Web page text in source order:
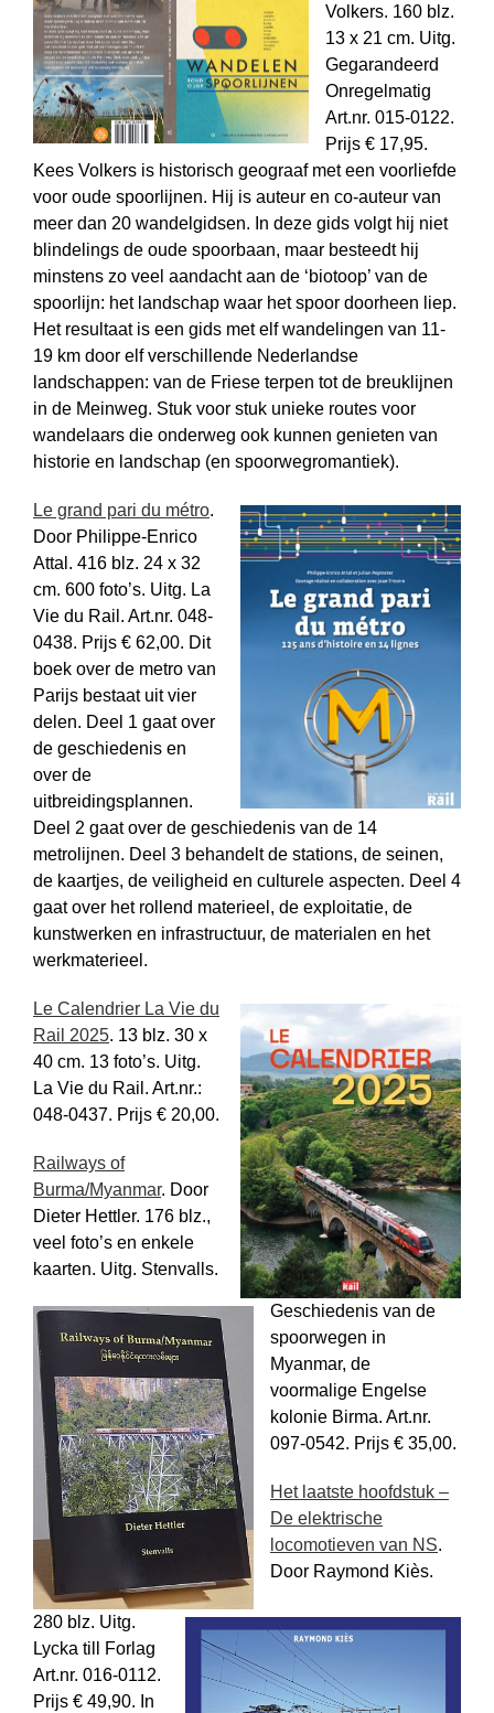
Volkers. 160 blz.
13 x 21 cm. Uitg.
Gegarandeerd
Onregelmatig
Art.nr. 015-0122.
Prijs € 17,95.
Kees Volkers is historisch geograaf met een voorliefde
voor oude spoorlijnen. Hij is auteur en co-auteur van
meer dan 20 wandelgidsen. In deze gids volgt hij niet
blindelings de oude spoorbaan, maar besteedt hij
minstens zo veel aandacht aan de ‘biotoop’ van de
spoorlijn: het landschap waar het spoor doorheen liep.
Het resultaat is een gids met elf wandelingen van 11-
19 km door elf verschillende Nederlandse
landschappen: van de Friese terpen tot de breuk­lijnen
in de Meinweg. Stuk voor stuk unieke routes voor
wandelaars die onderweg ook kunnen genieten van
historie en landschap (en spoor­weg­romantiek).
Le grand pari du métro.
Door Philippe-Enrico
Attal. 416 blz. 24 x 32
cm. 600 foto’s. Uitg. La
Vie du Rail. Art.nr. 048-
0438. Prijs € 62,00. Dit
boek over de metro van
Parijs bestaat uit vier
delen. Deel 1 gaat over
de geschiedenis en
over de
uitbreidingsplannen.
Deel 2 gaat over de geschiedenis van de 14
metrolijnen. Deel 3 behandelt de stations, de seinen,
de kaartjes, de veiligheid en culturele aspecten. Deel 4
gaat over het rollend materieel, de exploitatie, de
kunstwerken en infrastructuur, de materialen en het
werkmaterieel.
Le Calendrier La Vie du
Rail 2025. 13 blz. 30 x
40 cm. 13 foto’s. Uitg.
La Vie du Rail. Art.nr.:
048-0437. Prijs € 20,00.
Railways of
Burma/Myanmar. Door
Dieter Hettler. 176 blz.,
veel foto’s en enkele
kaarten. Uitg. Stenvalls.
Geschiedenis van de
spoorwegen in
Myanmar, de
voormalige Engelse
kolonie Birma. Art.nr.
097-0542. Prijs € 35,00.
Het laatste hoofdstuk –
De elektrische
locomotieven van NS.
Door Raymond Kiès.
280 blz. Uitg.
Lycka till Forlag
Art.nr. 016-0112.
Prijs € 49,90. In